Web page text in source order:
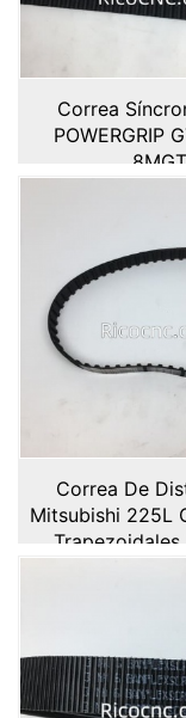
Correa
POWERGRIP
8MGT
Correa De
Mitsubishi 225L